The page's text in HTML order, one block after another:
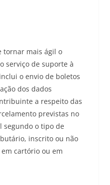
tornar mais ágil o
serviço de suporte à
o envio de boletos
dos dados
a respeito das
previstas no
segundo o tipo de
inscrito ou não
cartório ou em